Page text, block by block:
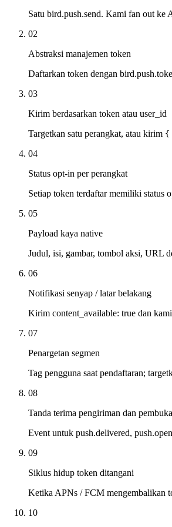
Satu bird.push.send. Kami fan out ke
02
Abstraksi manajemen token
Daftarkan token dengan
03
Kirim berdasarkan token atau user_id
Targetkan satu perangkat, atau kirim {
04
Status opt-in per perangkat
Setiap token terdaftar memiliki status
05
Payload kaya native
Judul, isi, gambar, tombol aksi, URL
06
Notifikasi senyap / latar belakang
Kirim content_available: true dan
07
Penargetan segmen
Tag pengguna saat pendaftaran;
08
Tanda terima pengiriman dan
Event untuk push.delivered,
09
Siklus hidup token ditangani
Ketika APNs / FCM mengembalikan
10